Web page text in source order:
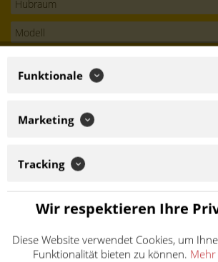
Fußrastenanlagen Motorräder
Sport Fußrastenanlage für angegebene
Funktionale
Marketing
Tracking
Wir respektieren Ihre
Diese Website verwendet Cookies, um
Funktionalität bieten zu können.